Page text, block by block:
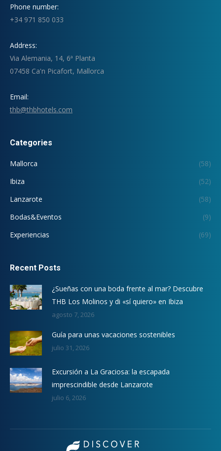
Phone number:
+34 971 850 033
Address:
Via Alemania, 14, 6ª Planta
07458 Ca'n Picafort, Mallorca
Email:
thb@thbhotels.com
Categories
Mallorca
(58)
Ibiza
(52)
Lanzarote
(58)
Bodas&Eventos
(9)
Experiencias
(69)
Recent Posts
¿Sueñas con una boda frente al mar? Descubre
THB Los Molinos y di «sí quiero» en Ibiza
agosto 7, 2026
Guía para unas vacaciones sostenibles
julio 31, 2026
Excursión a La Graciosa: la escapada
imprescindible desde Lanzarote
julio 6, 2026